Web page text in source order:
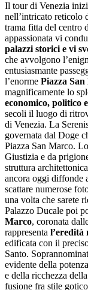
Il tour di Venezia
nell’intricato reticolo
trama fitta del centro
appassionata vi
palazzi storici e vi
che avvolgono
entusiasmante
l’enorme Piazza
magnificamente lo
economico, politico
secoli il luogo di
di Venezia. La
governata dal Doge
Piazza San Marco.
Giustizia e da
struttura
ancora oggi diffonde
scattare numerose
una volta che sarete
Palazzo Ducale poi
Marco, coronata
rappresenta l’eredità
edificata con il
Santo.
evidente della
e della ricchezza
fusione fra stile